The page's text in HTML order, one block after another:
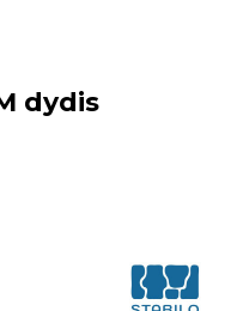
dydis